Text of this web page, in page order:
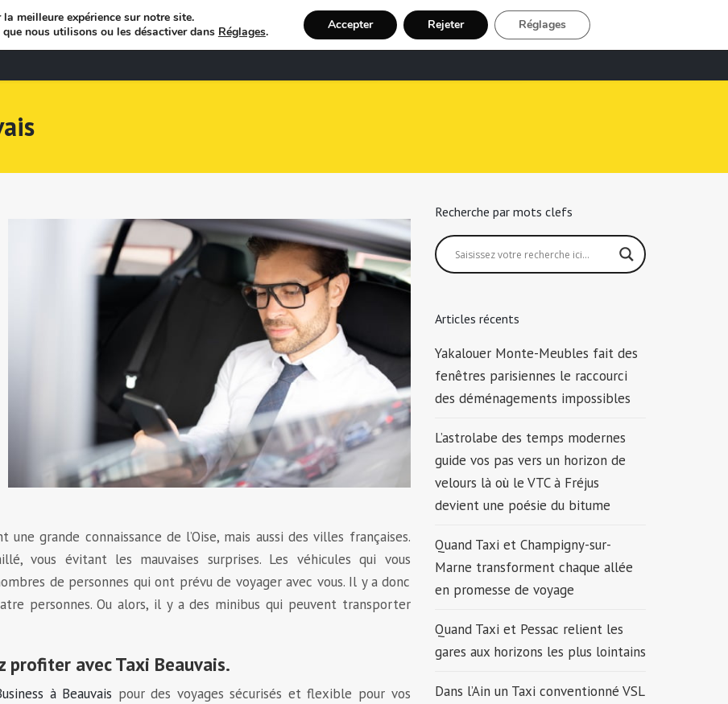
Bienvenue Recherche Chauffeur Taxi Inscription
grande connaissance de l’Oise, mais aussi des villes françaises.
vous évitant les mauvaises surprises. Les véhicules qui vous
de personnes qui ont prévu de voyager avec vous. Il y a donc
personnes. Ou alors, il y a des minibus qui peuvent transporter
profiter avec Taxi Beauvais.
à Beauvais pour des voyages sécurisés et flexible pour vos
Recherche par mots clefs
Articles récents
Yakalouer Monte-Meubles fait des
fenêtres parisiennes le raccourci
des déménagements impossibles
L’astrolabe des temps modernes
guide vos pas vers un horizon de
velours là où le VTC à Fréjus
devient une poésie du bitume
Quand Taxi et Champigny-sur-
Marne transforment chaque allée
en promesse de voyage
Quand Taxi et Pessac relient les
gares aux horizons les plus lointains
Dans l’Ain un Taxi conventionné VSL
meilleure expérience sur notre site.
nous utilisons ou les désactiver dans Réglages. Accepter Rejeter Réglages